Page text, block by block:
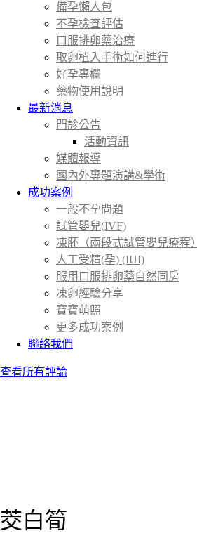
備孕懶人包
不孕檢查評估
口服排卵藥治療
取卵植入手術如何進行
好孕專欄
藥物使用說明
最新消息
門診公告
活動資訊
媒體報導
國內外專題演講&學術
成功案例
一般不孕問題
試管嬰兒(IVF)
凍胚（兩段式試管嬰兒療程）
人工受精(孕) (IUI)
服用口服排卵藥自然同房
凍卵經驗分享
寶寶萌照
更多成功案例
聯絡我們
查看所有評論
茭白筍